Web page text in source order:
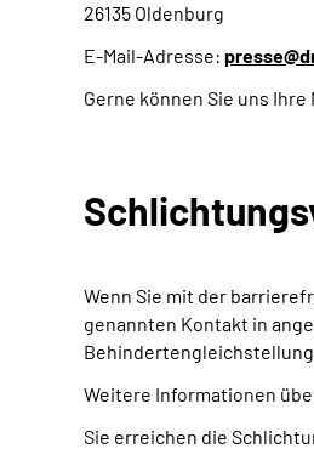
26135 Oldenburg
E-Mail-Adresse:
Gerne können Sie uns
Wenn Sie mit der
genannten Kontakt in
Weitere Informationen
Sie erreichen die